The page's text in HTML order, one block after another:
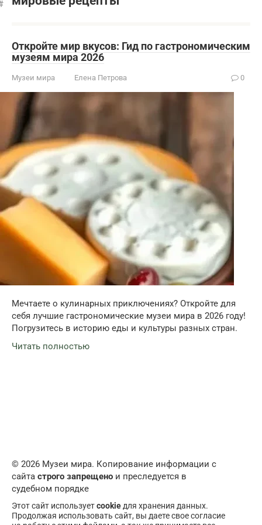
Откройте мир вкусов: Гид по гастрономическим
музеям мира 2026
Музеи мира Елена Петрова 0
Мечтаете о кулинарных приключениях? Откройте для
себя лучшие гастрономические музеи мира в 2026 году!
Погрузитесь в историю еды и культуры разных стран.
Читать полностью
© 2026 Музеи мира. Копирование информации с
сайта строго запрещено и преследуется в
судебном порядке
Этот сайт используетcookie для хранения данных.
Продолжая использовать сайт, вы даете свое согласие